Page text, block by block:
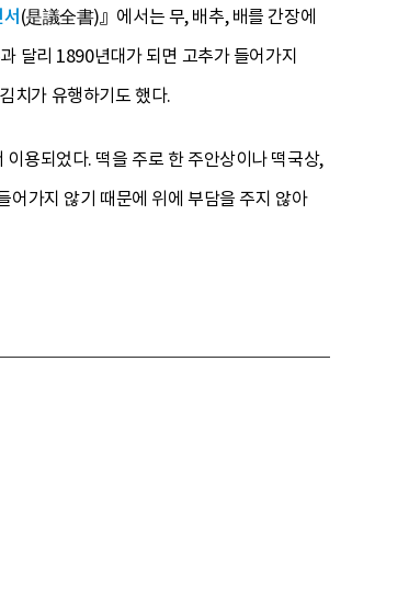
(是議全書)』에서는 무, 배추, 배를 간장에
달리 1890년대가 되면 고추가 들어가지
치가 유행하기도 했다.
용되었다. 떡을 주로 한 주안상이나 떡국상,
어가지 않기 때문에 위에 부담을 주지 않아